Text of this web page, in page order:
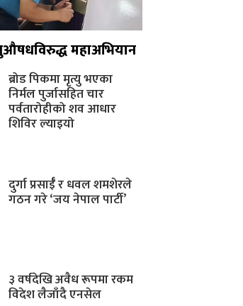
महाअभियान
ब्रोड पिकमा मृत्यु भएका
निर्मल पुर्जासहित चार
पर्वतारोहीको शव आधार
शिविर ल्याइयो
दुर्गा प्रसाईँ र धवल शमशेरले
गठन गरे ‘जय नेपाल पार्टी’
३ वर्षदेखि अवैध रूपमा रकम
विदेश लैजाँदै एनसेल